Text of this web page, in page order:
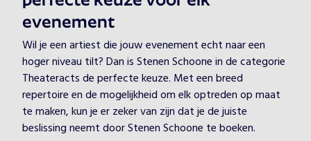
evenement
Wil je een artiest die jouw evenement echt naar een
hoger niveau tilt? Dan is Stenen Schoone in de categorie
Theateracts de perfecte keuze. Met een breed
repertoire en de mogelijkheid om elk optreden op maat
te maken, kun je er zeker van zijn dat je de juiste
beslissing neemt door Stenen Schoone te boeken.